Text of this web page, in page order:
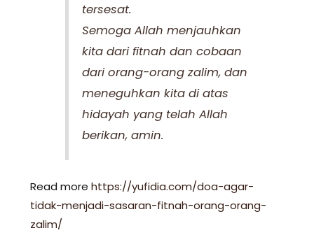
tersesat.
Semoga Allah menjauhkan
kita dari fitnah dan cobaan
dari orang-orang zalim, dan
meneguhkan kita di atas
hidayah yang telah Allah
berikan, amin.
Read more https://yufidia.com/doa-agar-
tidak-menjadi-sasaran-fitnah-orang-orang-
zalim/